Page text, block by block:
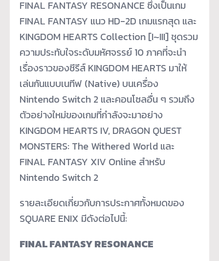
FINAL FANTASY RESONANCE ซึ่งเป็นเกม
FINAL FANTASY แนว HD-2D เกมแรกสุด และ
KINGDOM HEARTS Collection [I~III] ชุดรวม
ความประทับใจระดับมหัศจรรย์ 10 ภาคที่จะนำ
เรื่องราวของซีรีส์ KINGDOM HEARTS มาให้
เล่นกันแบบเนทีฟ (Native) บนเครื่อง
Nintendo Switch 2 และคอนโซลอื่น ๆ รวมถึง
ตัวอย่างใหม่ของเกมที่กำลังจะมาอย่าง
KINGDOM HEARTS IV, DRAGON QUEST
MONSTERS: The Withered World และ
FINAL FANTASY XIV Online สำหรับ
Nintendo Switch 2
รายละเอียดเกี่ยวกับการประกาศทั้งหมดของ
SQUARE ENIX มีดังต่อไปนี้:
FINAL FANTASY RESONANCE